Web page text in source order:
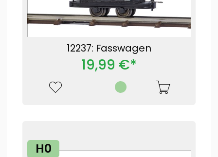
12237: Fasswagen
19,99 €*
H0